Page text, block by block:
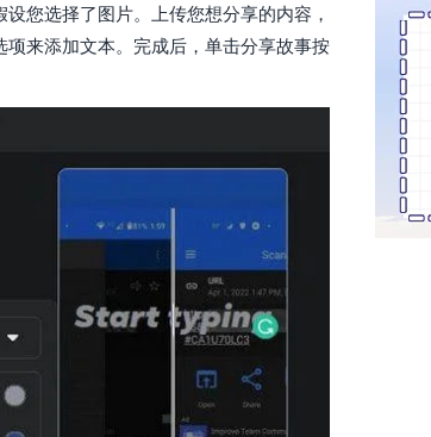
您选择了图片。上传您想分享的内容，
来添加文本。完成后，单击分享故事按